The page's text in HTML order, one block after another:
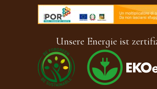
Unsere Energie ist